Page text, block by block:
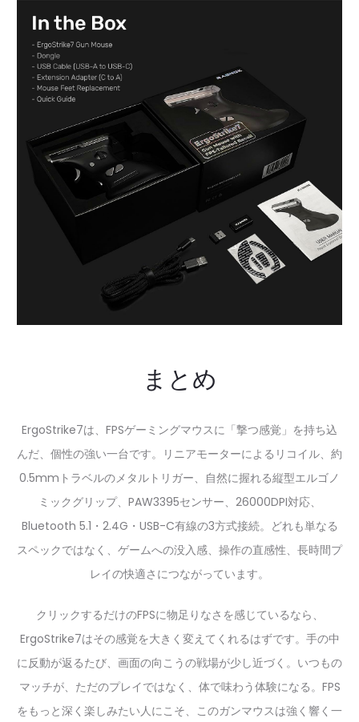
まとめ
ErgoStrike7は、FPSゲーミングマウスに「撃つ感覚」を持ち込
んだ、個性の強い一台です。リニアモーターによるリコイル、約
0.5mmトラベルのメタルトリガー、自然に握れる縦型エルゴノ
ミックグリップ、PAW3395センサー、26000DPI対応、
Bluetooth 5.1・2.4G・USB-C有線の3方式接続。どれも単なる
スペックではなく、ゲームへの没入感、操作の直感性、長時間プ
レイの快適さにつながっています。
クリックするだけのFPSに物足りなさを感じているなら、
ErgoStrike7はその感覚を大きく変えてくれるはずです。手の中
に反動が返るたび、画面の向こうの戦場が少し近づく。いつもの
マッチが、ただのプレイではなく、体で味わう体験になる。FPS
をもっと深く楽しみたい人にこそ、このガンマウスは強く響く一